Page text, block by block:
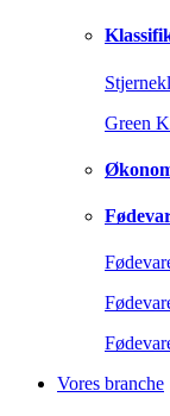
Green
Vores branche